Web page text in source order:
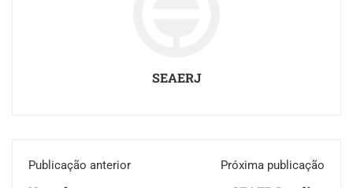
SEAERJ
Publicação anterior Próxima publicação